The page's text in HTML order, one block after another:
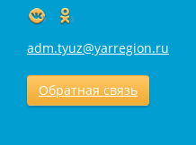
adm.tyuz@yarregion.ru
Обратная связь